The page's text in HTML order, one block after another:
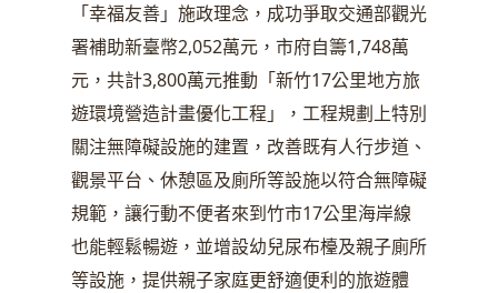
「幸福友善」施政理念，成功爭取交通部觀光
署補助新臺幣2,052萬元，市府自籌1,748萬
元，共計3,800萬元推動「新竹17公里地方旅
遊環境營造計畫優化工程」，工程規劃上特別
關注無障礙設施的建置，改善既有人行步道、
觀景平台、休憩區及廁所等設施以符合無障礙
規範，讓行動不便者來到竹市17公里海岸線
也能輕鬆暢遊，並增設幼兒尿布檯及親子廁所
等設施，提供親子家庭更舒適便利的旅遊體